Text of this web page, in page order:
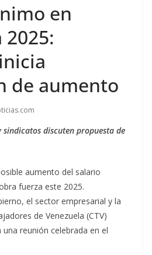
en
2025:
de aumento
sindicatos discuten propuesta de
aumento del salario
fuerza este 2025.
el sector empresarial y la
de Venezuela (CTV)
reunión celebrada en el